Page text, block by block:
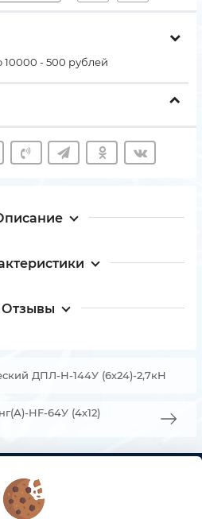
10000 - 500 рублей
Отзывы
ДПЛ-Н-144У (6х24)-2,7кН
HF-64У (4х12)